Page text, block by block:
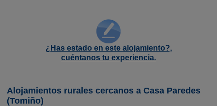
¿Has estado en este alojamiento?,
cuéntanos tu experiencia.
Alojamientos rurales cercanos a Casa Paredes
(Tomiño)